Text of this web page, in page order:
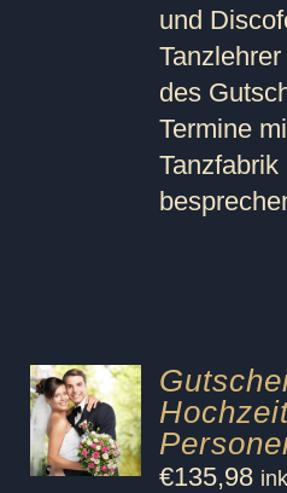
und
des
Termine
€135,98